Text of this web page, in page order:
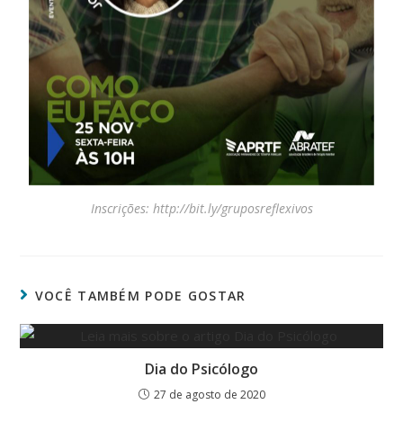
Inscrições: http://bit.ly/gruposreflexivos
VOCÊ TAMBÉM PODE GOSTAR
Dia do Psicólogo
27 de agosto de 2020